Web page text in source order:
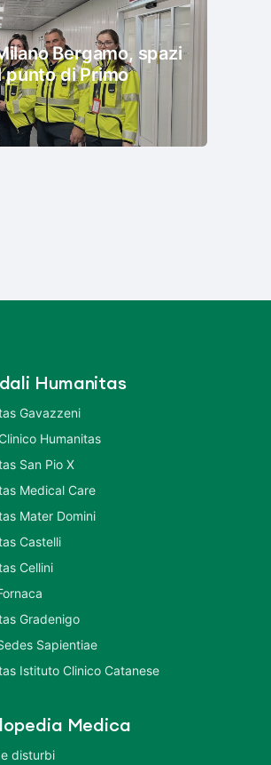
Bergamo, spazi
di Primo
Humanitas
Gavazzeni
Humanitas
San Pio X
Medical Care
Mater Domini
Castelli
Cellini
Gradenigo
Sapientiae
Istituto Clinico Catanese
Medica
disturbi